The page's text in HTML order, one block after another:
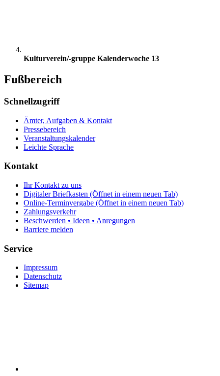
Kulturverein/-gruppe Kalenderwoche 13
Fußbereich
Schnellzugriff
Ämter, Aufgaben & Kontakt
Pressebereich
Veranstaltungskalender
Leichte Sprache
Kontakt
Ihr Kontakt zu uns
Digitaler Briefkasten (Öffnet in einem neuen Tab)
Online-Terminvergabe (Öffnet in einem neuen Tab)
Zahlungsverkehr
Beschwerden • Ideen • Anregungen
Barriere melden
Service
Impressum
Datenschutz
Sitemap